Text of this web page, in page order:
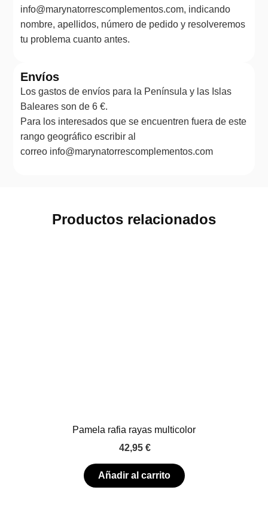
info@marynatorrescomplementos.com, indicando
nombre, apellidos, número de pedido y resolveremos
tu problema cuanto antes.
Envíos
Los gastos de envíos para la Península y las Islas
Baleares son de 6 €.
Para los interesados que se encuentren fuera de este
rango geográfico escribir al
correo info@marynatorrescomplementos.com
Productos relacionados
Pamela rafia rayas multicolor
42,95 €
Añadir al carrito